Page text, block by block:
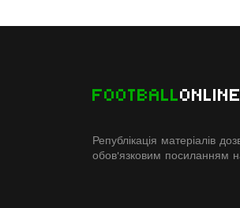
FOOTBALLONLINE
Републікація матеріалів
обов'язковим посиланням